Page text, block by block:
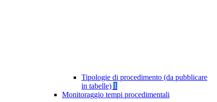
Tipologie di procedimento (da pubblicare
in tabelle) 1
Monitoraggio tempi procedimentali